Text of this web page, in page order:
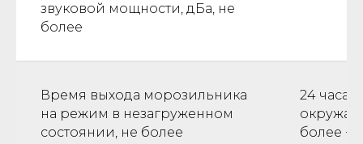
звуковой мощности, дБа, не
более
Время выхода морозильника
на режим в незагруженном
состоянии, не более
24 часа
более